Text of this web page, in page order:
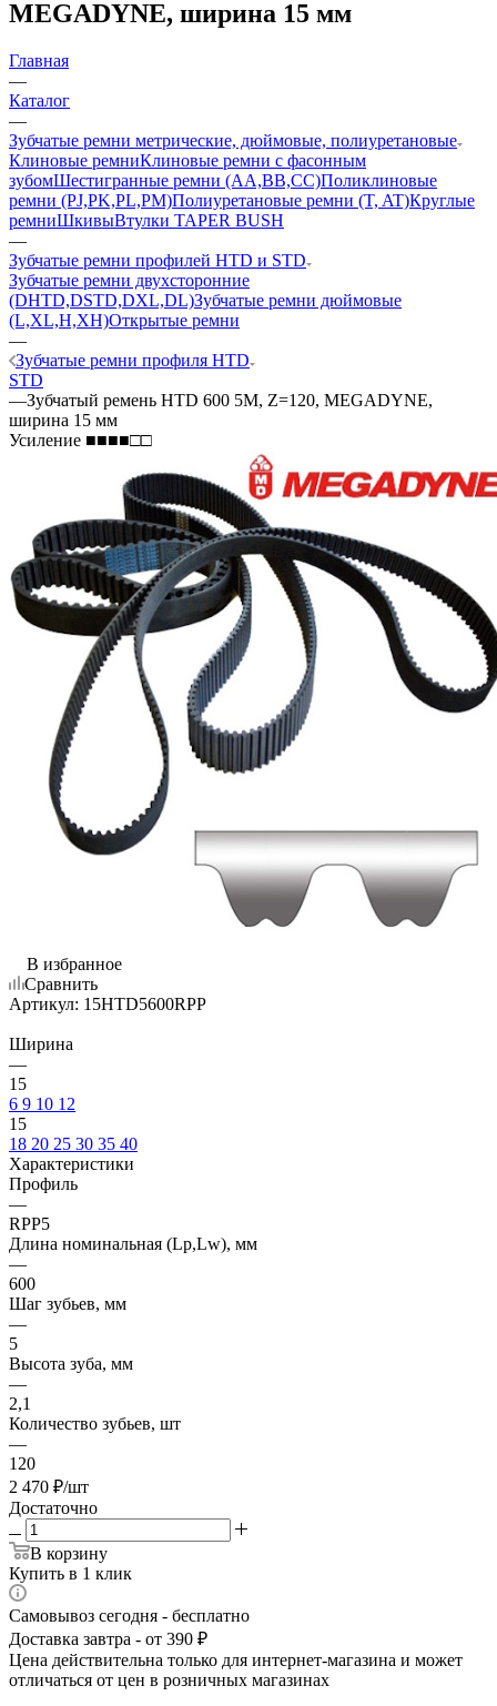
MEGADYNE, ширина 15 мм
Главная
—
Каталог
—
Зубчатые ремни метрические, дюймовые, полиуретановые
Клиновые ремниКлиновые ремни с фасонным
зубомШестигранные ремни (AA,BB,CC)Поликлиновые
ремни (PJ,PK,PL,PM)Полиуретановые ремни (T, AT)Круглые
ремниШкивыВтулки TAPER BUSH
—
Зубчатые ремни профилей HTD и STD
Зубчатые ремни двухсторонние
(DHTD,DSTD,DXL,DL)Зубчатые ремни дюймовые
(L,XL,H,XH)Открытые ремни
—
Зубчатые ремни профиля HTD
STD
—Зубчатый ремень HTD 600 5M, Z=120, MEGADYNE,
ширина 15 мм
Усиление ■■■■□□
В избранное
Сравнить
Артикул: 15HTD5600RPP
Ширина
—
15
6 9 10 12
15
18 20 25 30 35 40
Характеристики
Профиль
—
RPP5
Длина номинальная (Lp,Lw), мм
—
600
Шаг зубьев, мм
—
5
Высота зуба, мм
—
2,1
Количество зубьев, шт
—
120
2 470 ₽/шт
Достаточно
В корзину
Купить в 1 клик
Самовывоз сегодня - бесплатно
Доставка завтра - от 390 ₽
Цена действительна только для интернет-магазина и может
отличаться от цен в розничных магазинах